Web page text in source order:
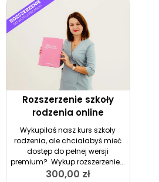
Rozszerzenie szkoły
rodzenia online
Wykupiłaś nasz kurs szkoły
rodzenia, ale chciałabyś mieć
dostęp do pełnej wersji
premium? Wykup rozszerzenie...
300,00 zł